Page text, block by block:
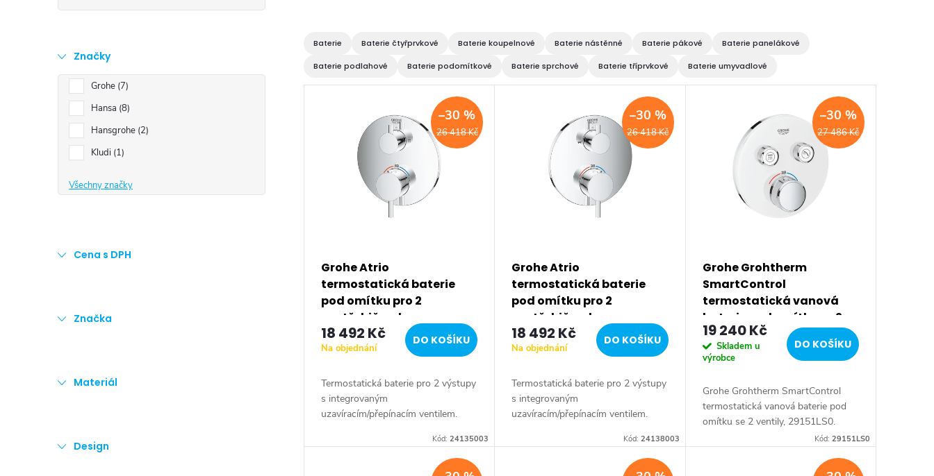
a
n
n
p
a
e
Značky
Grohe 7
Hansa 8
Hansgrohe 2
Kludi 1
Všechny značky
Cena s DPH
Značka
Materiál
Design
Baterie Baterie čtyřprvkové Baterie koupelnové Baterie nástěnné Baterie pákové Baterie panelákové
Baterie podlahové Baterie podomítkové Baterie sprchové Baterie tříprvkové Baterie umyvadlové
k
26 418 Kč
–30 %
Grohe Atrio
termostatická baterie
pod omítku pro 2
spotřebiče, chrom
24135003
18 492 Kč
Na objednání
DO KOŠÍKU
Termostatická baterie pro 2 výstupy
s integrovaným
uzavíracím/přepínacím ventilem.
Kód:24135003
26 418 Kč
–30 %
Grohe Atrio
termostatická baterie
pod omítku pro 2
spotřebiče, chrom
24138003
18 492 Kč
Na objednání
DO KOŠÍKU
Termostatická baterie pro 2 výstupy
s integrovaným
uzavíracím/přepínacím ventilem.
Kód: 24138003
27 486 Kč
–30 %
Grohe Grohtherm
SmartControl
termostatická vanová
baterie pod omítku se 2
ventily, měsíční bílá
29151LS0
19 240 Kč
Skladem u
výrobce
DO KOŠÍKU
Grohe Grohtherm SmartControl
termostatická vanová baterie pod
omítku se 2 ventily, 29151LS0.
Kód: 29151LS0